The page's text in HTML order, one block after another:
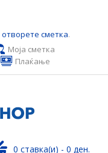
отворете сметка.
Моја сметка
Плаќање
0 ставка(и) - 0 ден.